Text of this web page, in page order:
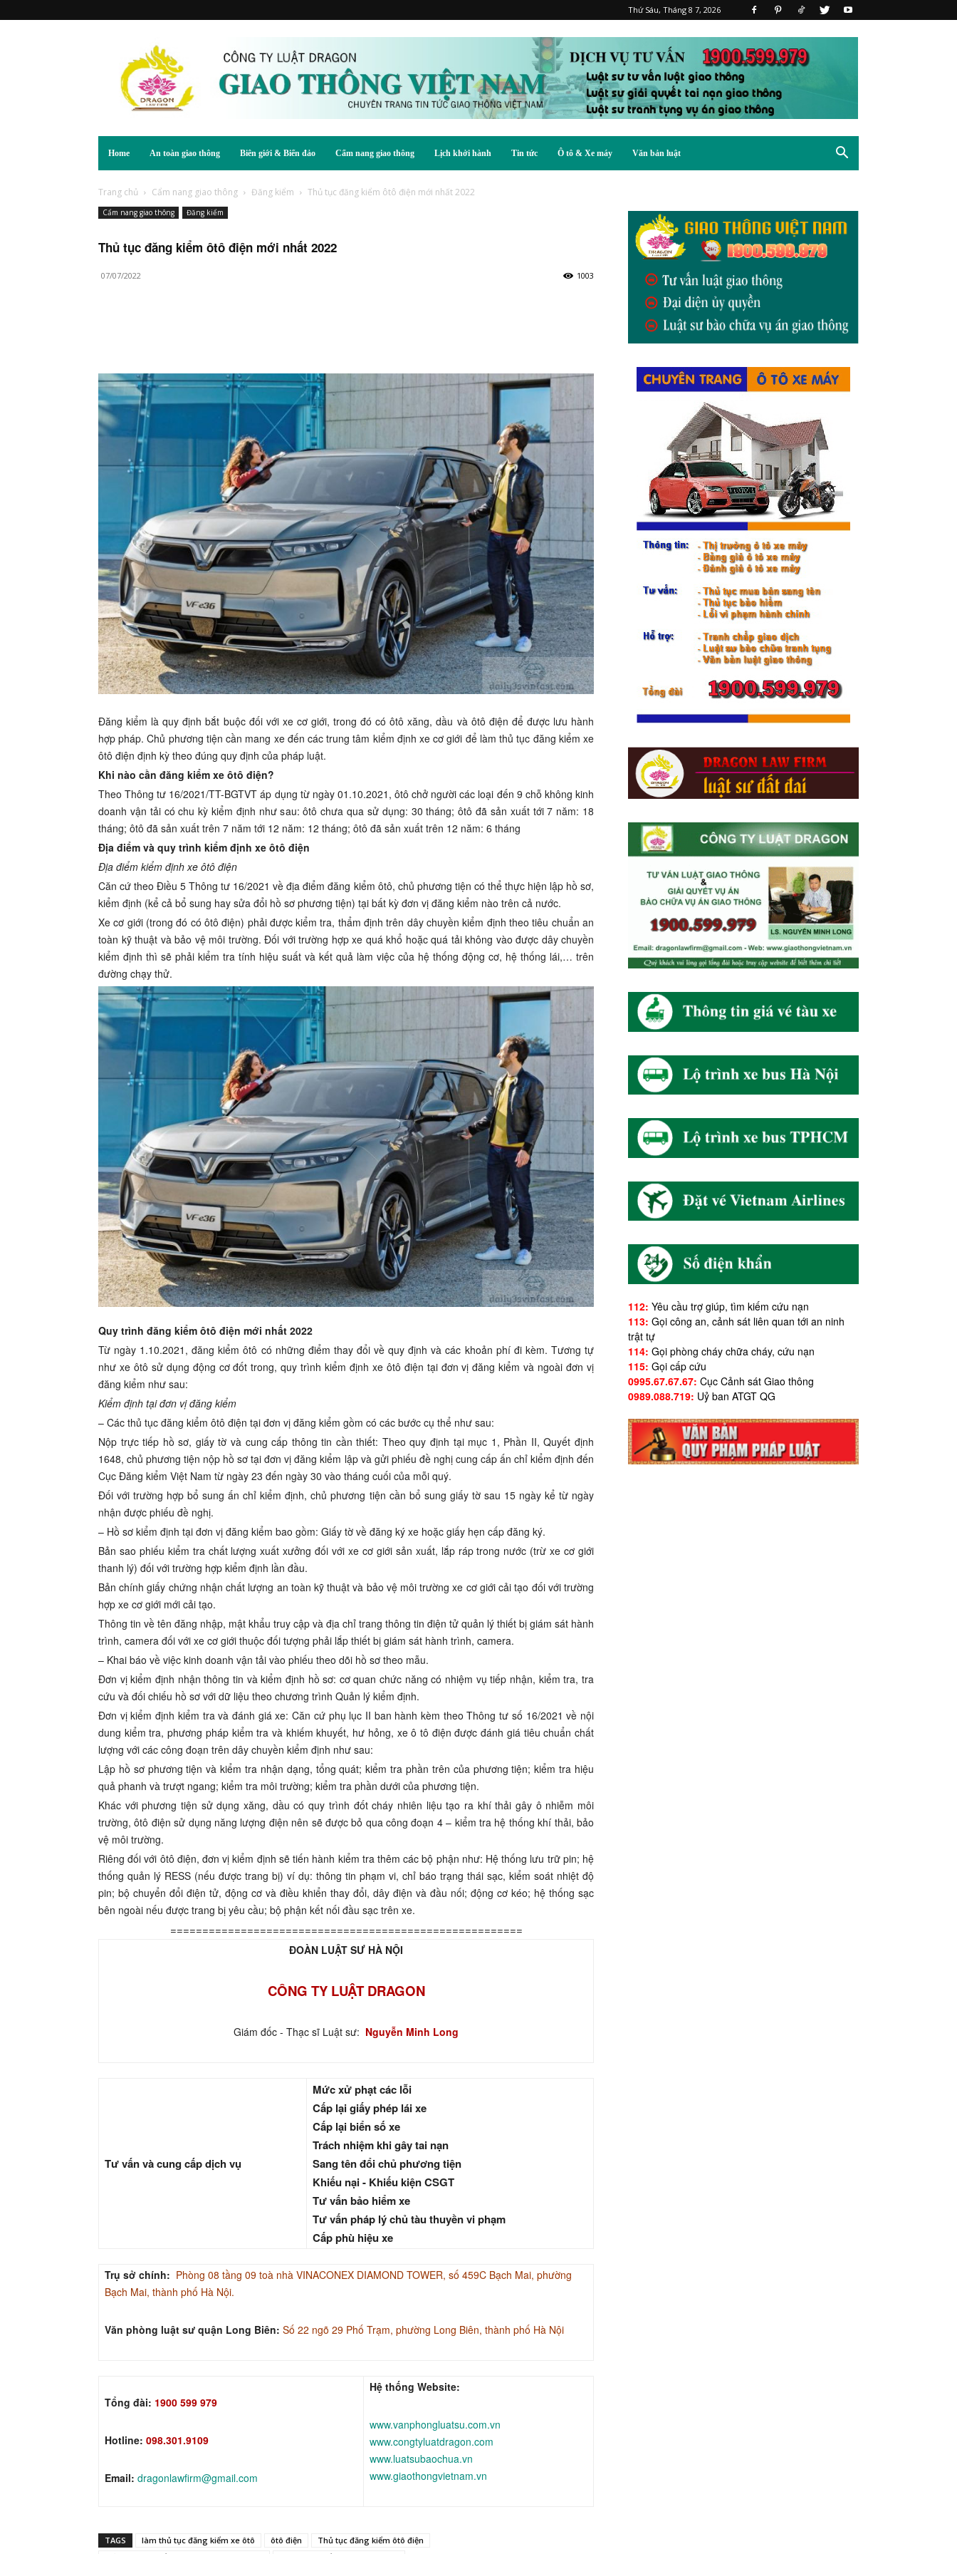
Thứ Sáu, Tháng 8 7, 2026
Home An toàn giao thông Biên giới & Biển đảo Cẩm nang giao thông Lịch khởi hành Tin tức Ô tô & Xe máy Văn bản luật
Trang chủ Cẩm nang giao thông Đăng kiểm Thủ tục đăng kiểm ôtô điện mới nhất 2022
Cẩm nang giao thông Đăng kiểm
Thủ tục đăng kiểm ôtô điện mới nhất 2022
07/07/2022 1003
Đăng kiểm là quy định bắt buộc đối với xe cơ giới, trong đó có ôtô xăng, dầu và ôtô điện để được lưu hành
hợp pháp. Chủ phương tiện cần mang xe đến các trung tâm kiểm định xe cơ giới để làm thủ tục đăng kiểm xe
ôtô điện định kỳ theo đúng quy định của pháp luật.
Khi nào cần đăng kiểm xe ôtô điện?
Theo Thông tư 16/2021/TT-BGTVT áp dụng từ ngày 01.10.2021, ôtô chở người các loại đến 9 chỗ không kinh
doanh vận tải có chu kỳ kiểm định như sau: ôtô chưa qua sử dụng: 30 tháng; ôtô đã sản xuất tới 7 năm: 18
tháng; ôtô đã sản xuất trên 7 năm tới 12 năm: 12 tháng; ôtô đã sản xuất trên 12 năm: 6 tháng
Địa điểm và quy trình kiểm định xe ôtô điện
Địa điểm kiểm định xe ôtô điện
Căn cứ theo Điều 5 Thông tư 16/2021 về địa điểm đăng kiểm ôtô, chủ phương tiện có thể thực hiện lập hồ sơ,
kiểm định (kể cả bổ sung hay sửa đổi hồ sơ phương tiện) tại bất kỳ đơn vị đăng kiểm nào trên cả nước.
Xe cơ giới (trong đó có ôtô điện) phải được kiểm tra, thẩm định trên dây chuyền kiểm định theo tiêu chuẩn an
toàn kỹ thuật và bảo vệ môi trường. Đối với trường hợp xe quá khổ hoặc quá tải không vào được dây chuyền
kiểm định thì sẽ phải kiểm tra tính hiệu suất và kết quả làm việc của hệ thống động cơ, hệ thống lái,… trên
đường chạy thử.
Quy trình đăng kiểm ôtô điện mới nhất 2022
Từ ngày 1.10.2021, đăng kiểm ôtô có những điểm thay đổi về quy định và các khoản phí đi kèm. Tương tự
như xe ôtô sử dụng động cơ đốt trong, quy trình kiểm định xe ôtô điện tại đơn vị đăng kiểm và ngoài đơn vị
đăng kiểm như sau:
Kiểm định tại đơn vị đăng kiểm
– Các thủ tục đăng kiểm ôtô điện tại đơn vị đăng kiểm gồm có các bước cụ thể như sau:
Nộp trực tiếp hồ sơ, giấy tờ và cung cấp thông tin cần thiết: Theo quy định tại mục 1, Phần II, Quyết định
1648, chủ phương tiện nộp hồ sơ tại đơn vị đăng kiểm lập và gửi phiếu đề nghị cung cấp ấn chỉ kiểm định đến
Cục Đăng kiểm Việt Nam từ ngày 23 đến ngày 30 vào tháng cuối của mỗi quý.
Đối với trường hợp bổ sung ấn chỉ kiểm định, chủ phương tiện cần bổ sung giấy tờ sau 15 ngày kể từ ngày
nhận được phiếu đề nghị.
– Hồ sơ kiểm định tại đơn vị đăng kiểm bao gồm: Giấy tờ về đăng ký xe hoặc giấy hẹn cấp đăng ký.
Bản sao phiếu kiểm tra chất lượng xuất xưởng đối với xe cơ giới sản xuất, lắp ráp trong nước (trừ xe cơ giới
thanh lý) đối với trường hợp kiểm định lần đầu.
Bản chính giấy chứng nhận chất lượng an toàn kỹ thuật và bảo vệ môi trường xe cơ giới cải tạo đối với trường
hợp xe cơ giới mới cải tạo.
Thông tin về tên đăng nhập, mật khẩu truy cập và địa chỉ trang thông tin điện tử quản lý thiết bị giám sát hành
trình, camera đối với xe cơ giới thuộc đối tượng phải lắp thiết bị giám sát hành trình, camera.
– Khai báo về việc kinh doanh vận tải vào phiếu theo dõi hồ sơ theo mẫu.
Đơn vị kiểm định nhận thông tin và kiểm định hồ sơ: cơ quan chức năng có nhiệm vụ tiếp nhận, kiểm tra, tra
cứu và đối chiếu hồ sơ với dữ liệu theo chương trình Quản lý kiểm định.
Đơn vị kiểm định kiểm tra và đánh giá xe: Căn cứ phụ lục II ban hành kèm theo Thông tư số 16/2021 về nội
dung kiểm tra, phương pháp kiểm tra và khiếm khuyết, hư hỏng, xe ô tô điện được đánh giá tiêu chuẩn chất
lượng với các công đoạn trên dây chuyền kiểm định như sau:
Lập hồ sơ phương tiện và kiểm tra nhận dạng, tổng quát; kiểm tra phần trên của phương tiện; kiểm tra hiệu
quả phanh và trượt ngang; kiểm tra môi trường; kiểm tra phần dưới của phương tiện.
Khác với phương tiện sử dụng xăng, dầu có quy trình đốt cháy nhiên liệu tạo ra khí thải gây ô nhiễm môi
trường, ôtô điện sử dụng năng lượng điện nên sẽ được bỏ qua công đoạn 4 – kiểm tra hệ thống khí thải, bảo
vệ môi trường.
Riêng đối với ôtô điện, đơn vị kiểm định sẽ tiến hành kiểm tra thêm các bộ phận như: Hệ thống lưu trữ pin; hệ
thống quản lý RESS (nếu được trang bị) ví dụ: thông tin phạm vi, chỉ báo trạng thái sạc, kiểm soát nhiệt độ
pin; bộ chuyển đổi điện tử, động cơ và điều khiển thay đổi, dây điện và đầu nối; động cơ kéo; hệ thống sạc
bên ngoài nếu được trang bị yêu cầu; bộ phận kết nối đầu sạc trên xe.
=======================================================
ĐOÀN LUẬT SƯ HÀ NỘI
CÔNG TY LUẬT DRAGON
Giám đốc - Thạc sĩ Luật sư: Nguyễn Minh Long
Tư vấn và cung cấp dịch vụ
Mức xử phạt các lỗi
Cấp lại giấy phép lái xe
Cấp lại biển số xe
Trách nhiệm khi gây tai nạn
Sang tên đổi chủ phương tiện
Khiếu nại - Khiếu kiện CSGT
Tư vấn bảo hiểm xe
Tư vấn pháp lý chủ tàu thuyền vi phạm
Cấp phù hiệu xe
Trụ sở chính: Phòng 08 tầng 09 toà nhà VINACONEX DIAMOND TOWER, số 459C Bạch Mai, phường
Bạch Mai, thành phố Hà Nội.
Văn phòng luật sư quận Long Biên: Số 22 ngõ 29 Phố Trạm, phường Long Biên, thành phố Hà Nội
Tổng đài: 1900 599 979
Hotline: 098.301.9109
Email: dragonlawfirm@gmail.com
Hệ thống Website:
www.vanphongluatsu.com.vn
www.congtyluatdragon.com
www.luatsubaochua.vn
www.giaothongvietnam.vn
TAGS làm thủ tục đăng kiểm xe ôtô ôtô điện
Thủ tục đăng kiểm ôtô điện
112: Yêu cầu trợ giúp, tìm kiếm cứu nạn
113: Gọi công an, cảnh sát liên quan tới an ninh
trật tự
114: Gọi phòng cháy chữa cháy, cứu nạn
115: Gọi cấp cứu
0995.67.67.67: Cục Cảnh sát Giao thông
0989.088.719: Uỷ ban ATGT QG